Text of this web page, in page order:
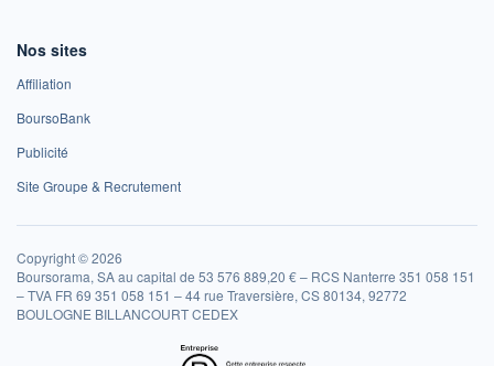
Nos sites
Affiliation
BoursoBank
Publicité
Site Groupe & Recrutement
Copyright © 2026
Boursorama, SA au capital de 53 576 889,20 € – RCS Nanterre 351 058 151
– TVA FR 69 351 058 151 – 44 rue Traversière, CS 80134, 92772
BOULOGNE BILLANCOURT CEDEX